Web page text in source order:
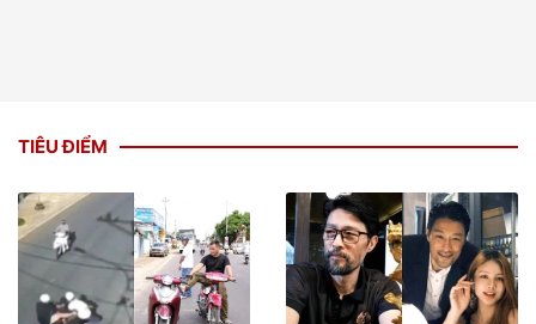
TIÊU ĐIỂM